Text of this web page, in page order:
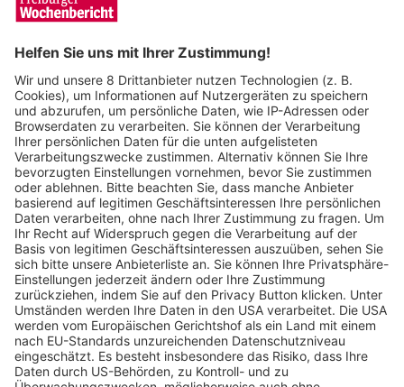
SC Freiburg baut Dreisamstadion für zehn
Millionen Euro um